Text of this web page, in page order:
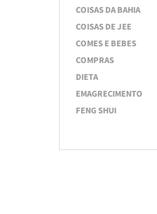
COISAS DA BAHIA
COISAS DE JEE
COMES E BEBES
COMPRAS
DIETA
EMAGRECIMENTO
FENG SHUI